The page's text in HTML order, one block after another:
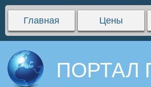
Главная Цены
ПОРТАЛ